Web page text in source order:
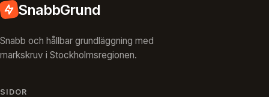
SnabbGrund
Snabb och hållbar grundläggning med
markskruv i Stockholmsregionen.
SIDOR